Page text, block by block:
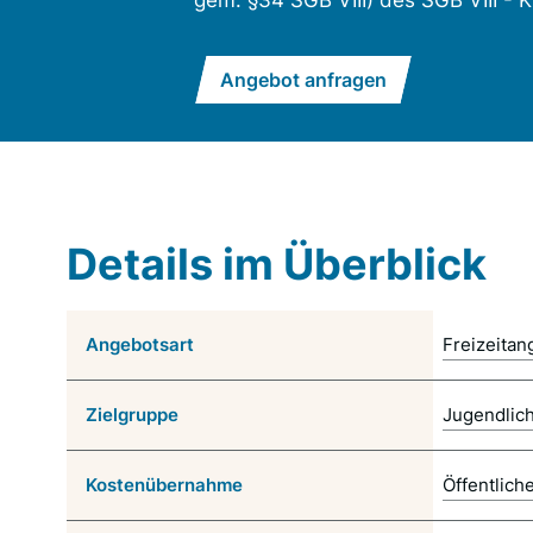
Angebot anfragen
Details im Überblick
Angebotsart
Zielgruppe
Kostenübernahme